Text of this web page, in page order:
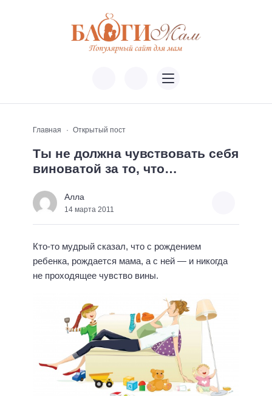
Главная Открытый пост
Ты не должна чувствовать себя
виноватой за то, что…
Алла
14 марта 2011
Кто-то мудрый сказал, что с рождением
ребенка, рождается мама, а с ней — и никогда
не проходящее чувство вины.